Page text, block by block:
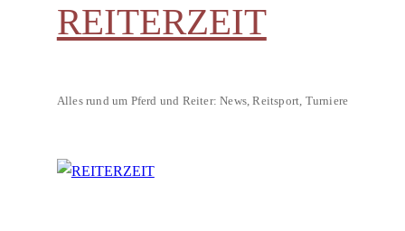
REITERZEIT
Alles rund um Pferd und Reiter: News, Reitsport, Turniere